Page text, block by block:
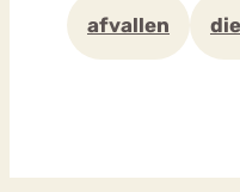
afvallen